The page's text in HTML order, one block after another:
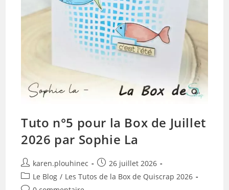
Tuto n°5 pour la Box de Juillet
2026 par Sophie La
Auteur/autrice
de
la
karen.plouhinec
Publication
publiée :
26 juillet 2026
Post
category:
Le Blog / Les Tutos de la Box de Quiscrap 2026